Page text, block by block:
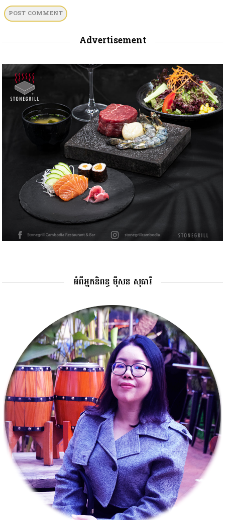
Advertisement
អំពីអ្នកនិពន្ធ ម៉ីសន សុធារី